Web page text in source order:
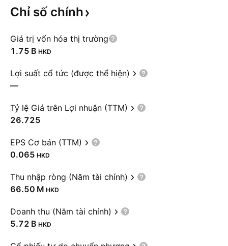
Chỉ số chính
Giá trị vốn hóa thị trường
‪1.75 B‬ HKD
Lợi suất cổ tức (được thể hiện)
—
Tỷ lệ Giá trên Lợi nhuận (TTM)
26.725
EPS Cơ bản (TTM)
0.065 HKD
Thu nhập ròng (Năm tài chính)
‪66.50 M‬ HKD
Doanh thu (Năm tài chính)
‪5.72 B‬ HKD